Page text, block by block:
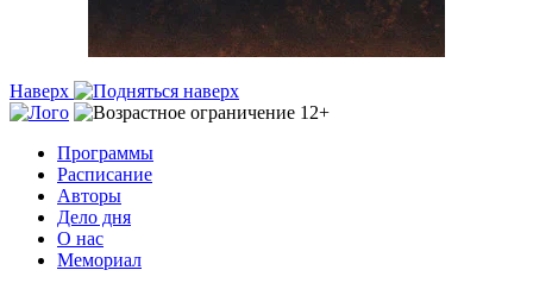
Наверх
Программы
Расписание
Авторы
Дело дня
О нас
Мемориал